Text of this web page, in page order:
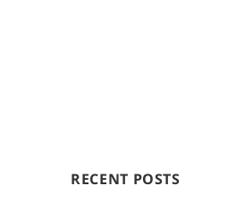
RECENT POSTS